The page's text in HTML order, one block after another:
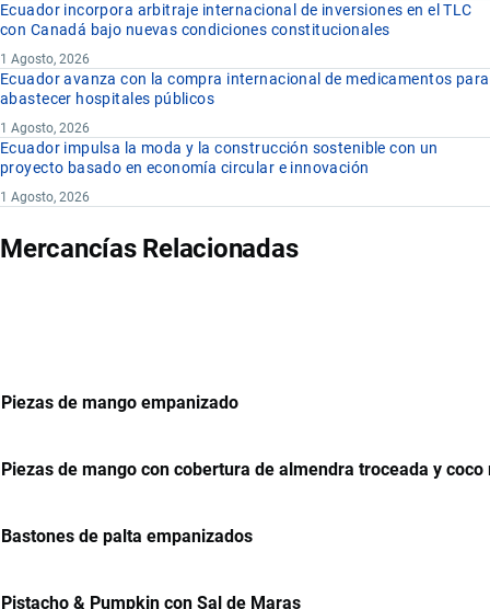
Ecuador incorpora arbitraje internacional de inversiones en el TLC
con Canadá bajo nuevas condiciones constitucionales
1 Agosto, 2026
Ecuador avanza con la compra internacional de medicamentos para
abastecer hospitales públicos
1 Agosto, 2026
Ecuador impulsa la moda y la construcción sostenible con un
proyecto basado en economía circular e innovación
1 Agosto, 2026
Mercancías Relacionadas
Piezas de mango empanizado
Piezas de mango con cobertura de almendra troceada y coco
Bastones de palta empanizados
Pistacho & Pumpkin con Sal de Maras